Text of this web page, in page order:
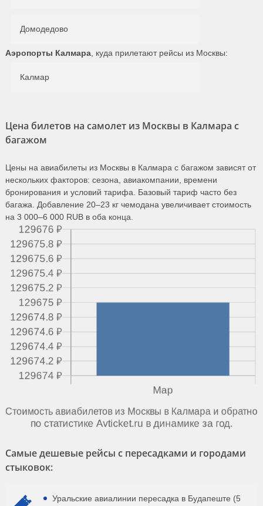
Домодедово
Аэропорты Калмара , куда прилетают рейсы из Москвы:
Калмар
Цена билетов на самолет из Москвы в Калмара с
багажом
Цены на авиабилеты из Москвы в Калмара с багажом зависят от
нескольких факторов: сезона, авиакомпании, времени
бронирования и условий тарифа. Базовый тариф часто без
багажа. Добавление 20–23 кг чемодана увеличивает стоимость
на 3 000–6 000 RUB в оба конца.
Самые дешевые рейсы с пересадками и городами
стыковок:
Уральские авиалинии пересадка в Будапеште (5